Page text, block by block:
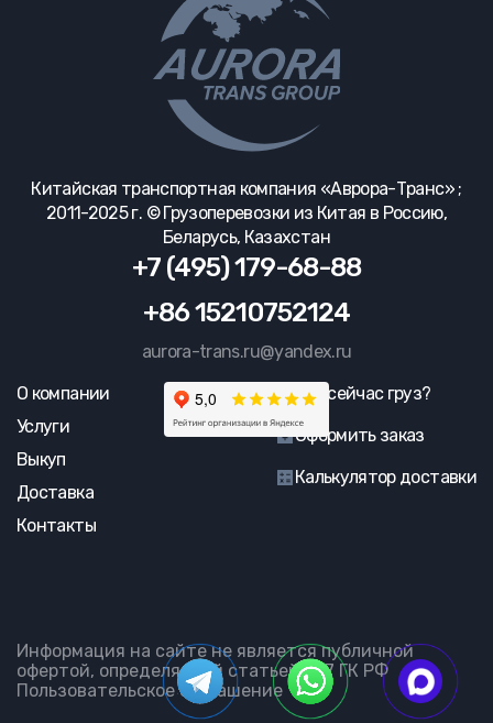
Китайская транспортная компания «Аврора-Транс» ;
2011-2025 г. © Грузоперевозки из Китая в Россию,
Беларусь, Казахстан
+7 (495) 179-68-88
+86 15210752124
aurora-trans.ru@yandex.ru
О компании
Услуги
Выкуп
Доставка
Контакты
Где сейчас груз?
Оформить заказ
Калькулятор доставки
Информация на сайте не является публичной
офертой, определяемой статьей 437 ГК РФ
Пользовательское соглашение